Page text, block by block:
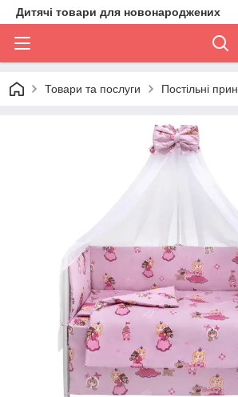
Дитячі товари для новонароджених
Товари та послуги Постільні